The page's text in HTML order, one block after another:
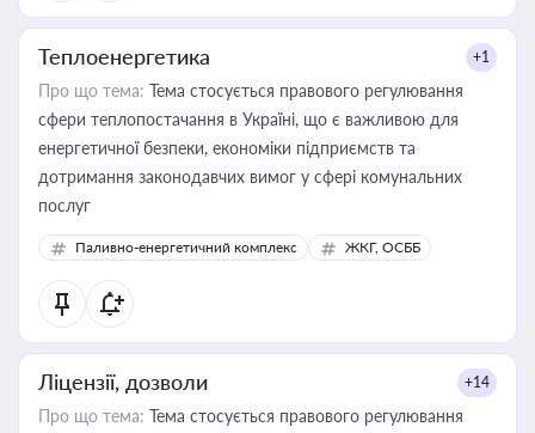
Теплоенергетика +1
Про що тема: Тема стосується правового регулювання
сфери теплопостачання в Україні, що є важливою для
енергетичної безпеки, економіки підприємств та
дотримання законодавчих вимог у сфері комунальних
послуг
Паливно-енергетичний комплекс ЖКГ, ОСББ
Ліцензії, дозволи +14
Про що тема: Тема стосується правового регулювання